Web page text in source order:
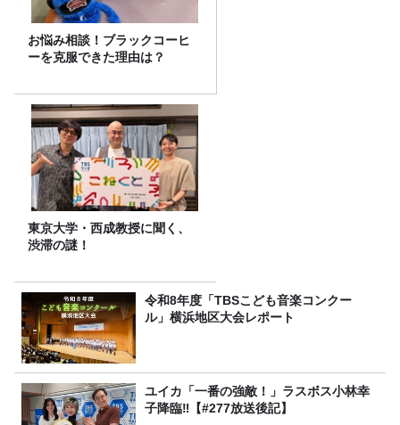
お悩み相談！ブラックコーヒ
ーを克服できた理由は？
東京大学・西成教授に聞く、
渋滞の謎！
令和8年度「TBSこども音楽コンクー
ル」横浜地区大会レポート
ユイカ「一番の強敵！」ラスボス小林幸
子降臨‼【#277放送後記】